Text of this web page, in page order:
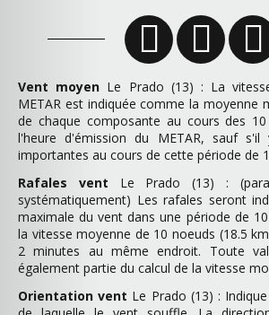
Vent moyen Le Prado (13) : La
METAR est indiquée comme la moyenne
de chaque composante au cours des
l'heure d'émission du METAR, sauf
importantes au cours de cette période de
Rafales vent Le Prado (13) :
systématiquement) Les rafales seront
maximale du vent dans une période de
la vitesse moyenne de 10 noeuds (18.5
2 minutes au même endroit. Toute
également partie du calcul de la vitesse
Orientation vent Le Prado (13) :